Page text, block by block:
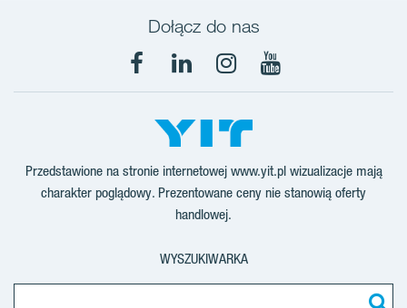
Dołącz do nas
Facebook
LinkedInInstagram
YouTube
Przedstawione na stronie internetowej www.yit.pl wizualizacje mają
charakter poglądowy. Prezentowane ceny nie stanowią oferty
handlowej.
WYSZUKIWARKA